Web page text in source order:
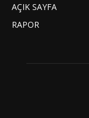
AÇIK SAYFA
RAPOR